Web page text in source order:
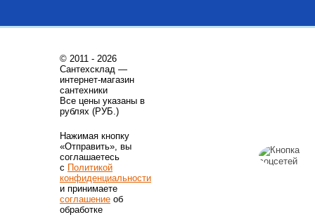
© 2011 - 2026
Сантехсклад —
интернет-магазин
сантехники
Все цены указаны в
рублях (РУБ.)
Нажимая кнопку
«Отправить», вы
соглашаетесь
с Политикой
конфиденциальности
и принимаете
соглашениеоб
обработке